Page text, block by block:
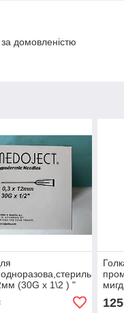
домовленістю
(30G х 1\2 ) "